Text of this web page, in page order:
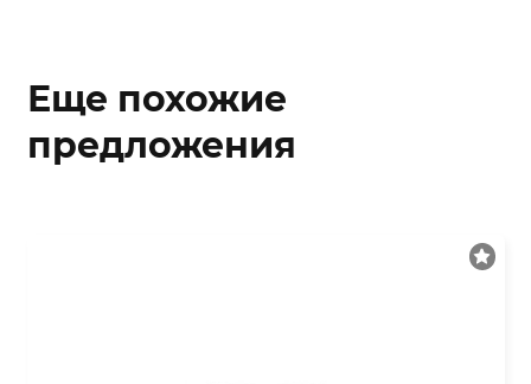
Еще похожие
предложения